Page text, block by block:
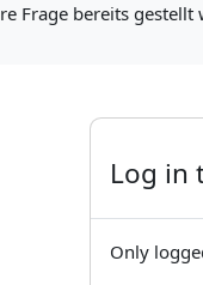
Frage bereits
Log in
Only